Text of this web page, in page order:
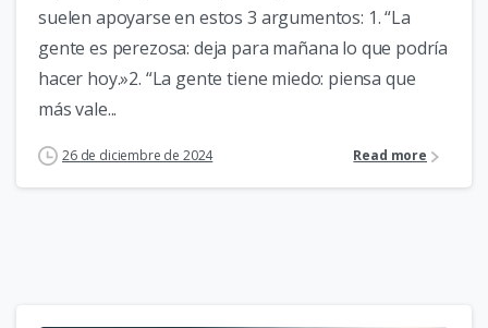
suelen apoyarse en estos 3 argumentos: 1. “La
gente es perezosa: deja para mañana lo que podría
hacer hoy.»2. “La gente tiene miedo: piensa que
más vale...
26 de diciembre de 2024 Read more